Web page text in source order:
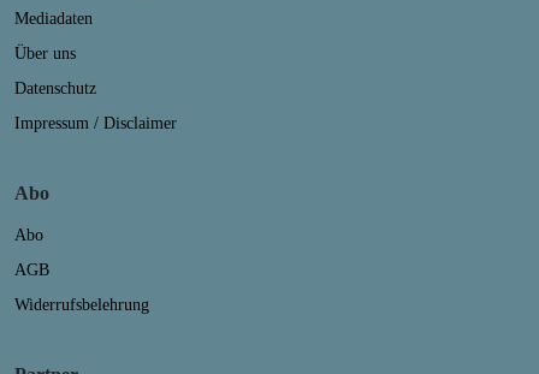
Mediadaten
Über uns
Datenschutz
Impressum / Disclaimer
Abo
Abo
AGB
Widerrufsbelehrung